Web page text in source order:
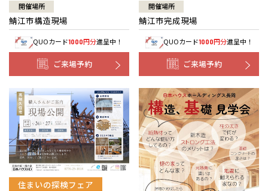
開催場所
鯖江市構造現場
QUOカード1000円分進呈中！
ご来場予約
開催場所
鯖江市完成現場
QUOカード1000円分進呈中！
ご来場予約
住まいの探検フェア